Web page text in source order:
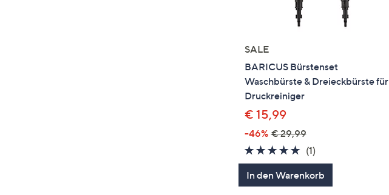
SALE
BARICUS Bürstenset
Waschbürste & Dreieckbürste für
Druckreiniger
€ 15,99
-46% € 29,99
5.0
von
5
(1)1
Bewertungen
In den Warenkorb